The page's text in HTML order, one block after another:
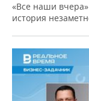
«Все наши
история